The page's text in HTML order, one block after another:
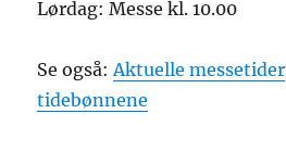
Lørdag: Messe kl. 10.00
Se også:Aktuelle messetider
tidebønnene